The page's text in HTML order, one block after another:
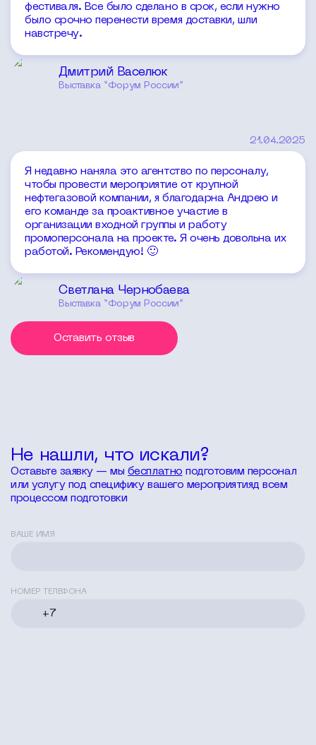
фестиваля. Все было сделано в срок, если нужно
было срочно перенести время доставки, шли
навстречу.
Дмитрий Васелюк
Выставка “Форум России”
21.04.2025
Я недавно наняла это агентство по персоналу,
чтобы провести мероприятие от крупной
нефтегазовой компании, я благодарна Андрею и
его команде за проактивное участие в
организации входной группы и работу
промоперсонала на проекте. Я очень довольна их
работой. Рекомендую! 🙂
Светлана Чернобаева
Выставка “Форум России”
Оставить отзыв
Не нашли, что искали?
Оставьте заявку — мы бесплатно подготовим персонал
или услугу под специфику вашего мероприятияд всем
процессом подготовки
ВАШЕ ИМЯ
НОМЕР ТЕЛЕФОНА